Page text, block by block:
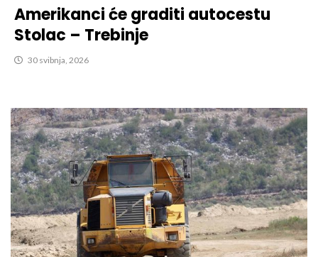
Amerikanci će graditi autocestu
Stolac – Trebinje
30 svibnja, 2026